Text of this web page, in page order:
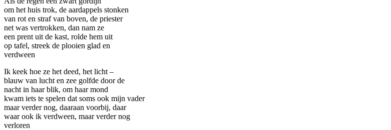
om het huis trok, de aardappels stonken
van rot en straf van boven, de priester
net was vertrokken, dan nam ze
een prent uit de kast, rolde hem uit
op tafel, streek de plooien glad en
verdween
Ik keek hoe ze het deed, het licht –
blauw van lucht en zee golfde door de
nacht in haar blik, om haar mond
kwam iets te spelen dat soms ook mijn vader
maar verder nog, daaraan voorbij, daar
waar ook ik verdween, maar verder nog
verloren